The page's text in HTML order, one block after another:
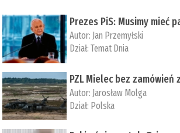
Prezes PiS: Musimy mieć
Autor: Jan Przemyłski
Dział:Temat Dnia
PZL Mielec bez zamówień
Autor: Jarosław Molga
Dział: Polska